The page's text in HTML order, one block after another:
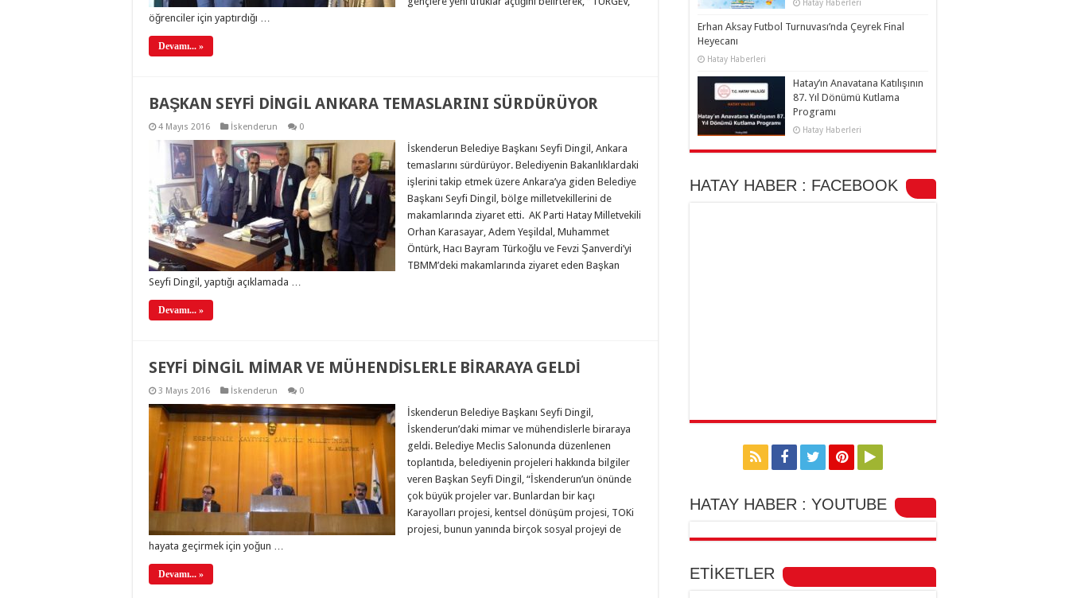
öğrenciler için yaptırdığı …
Devamı... »
BAŞKAN SEYFİ DİNGİL ANKARA TEMASLARINI SÜRDÜRÜYOR
4 Mayıs 2016 İskenderun 0
İskenderun Belediye Başkanı Seyfi Dingil, Ankara
temaslarını sürdürüyor. Belediyenin Bakanlıklardaki
işlerini takip etmek üzere Ankara’ya giden Belediye
Başkanı Seyfi Dingil, bölge milletvekillerini de
makamlarında ziyaret etti. AK Parti Hatay Milletvekili
Orhan Karasayar, Adem Yeşildal, Muhammet
Öntürk, Hacı Bayram Türkoğlu ve Fevzi Şanverdi’yi
TBMM’deki makamlarında ziyaret eden Başkan
Seyfi Dingil, yaptığı açıklamada …
Devamı... »
SEYFİ DİNGİL MİMAR VE MÜHENDİSLERLE BİRARAYA GELDİ
3 Mayıs 2016 İskenderun 0
İskenderun Belediye Başkanı Seyfi Dingil,
İskenderun’daki mimar ve mühendislerle biraraya
geldi. Belediye Meclis Salonunda düzenlenen
toplantıda, belediyenin projeleri hakkında bilgiler
veren Başkan Seyfi Dingil, “İskenderun’un önünde
çok büyük projeler var. Bunlardan bir kaçı
Karayolları projesi, kentsel dönüşüm projesi, TOKi
projesi, bunun yanında birçok sosyal projeyi de
hayata geçirmek için yoğun …
Devamı... »
Hatay Haberleri
Erhan Aksay Futbol Turnuvası’nda Çeyrek Final
Heyecanı
Hatay Haberleri
Hatay’ın Anavatana Katılışının
87. Yıl Dönümü Kutlama
Programı
Hatay Haberleri
HATAY HABER : FACEBOOK
HATAY HABER : YOUTUBE
ETİKETLER